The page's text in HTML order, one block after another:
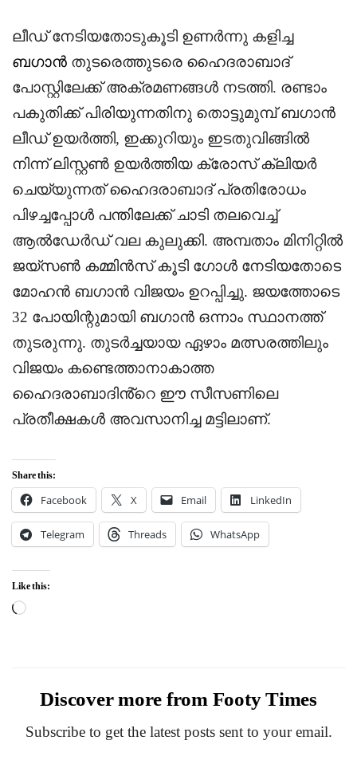
ലീഡ് നേടിയതോടുകൂടി ഉണർന്നു കളിച്ച
ബഗാൻ തുടരെത്തുടരെ ഹൈദരാബാദ്
പോസ്റ്റിലേക്ക് അക്രമണങ്ങൾ നടത്തി. രണ്ടാം
പകുതിക്ക് പിരിയുന്നതിനു തൊട്ടുമുമ്പ് ബഗാൻ
ലീഡ് ഉയർത്തി, ഇക്കുറിയും ഇടതുവിങ്ങിൽ
നിന്ന് ലിസ്റ്റൺ ഉയർത്തിയ ക്രോസ് ക്ലിയർ
ചെയ്യുന്നത് ഹൈദരാബാദ് പ്രതിരോധം
പിഴച്ചപ്പോൾ പന്തിലേക്ക് ചാടി തലവെച്ച്
ആൽഡേർഡ് വല കുലുക്കി. അമ്പതാം മിനിറ്റിൽ
ജയ്സൺ കമ്മിൻസ് കൂടി ഗോൾ നേടിയതോടെ
മോഹൻ ബഗാൻ വിജയം ഉറപ്പിച്ചു. ജയത്തോടെ
32 പോയിന്റുമായി ബഗാൻ ഒന്നാം സ്ഥാനത്ത്
തുടരുന്നു. തുടർച്ചയായ ഏഴാം മത്സരത്തിലും
വിജയം കണ്ടെത്താനാകാത്ത
ഹൈദരാബാദിൻ്റെ ഈ സീസണിലെ
പ്രതീക്ഷകൾ അവസാനിച്ച മട്ടിലാണ്.
Share this:
Facebook X Email LinkedIn
Telegram Threads WhatsApp
Like this:
Loading…
Discover more from Footy Times
Subscribe to get the latest posts sent to your email.